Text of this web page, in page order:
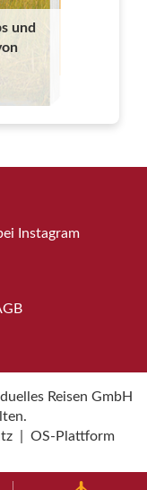
und
Reisen GmbH
OS-Plattform